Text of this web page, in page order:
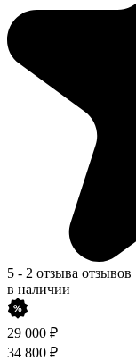
5 - 2 отзыва отзывов
в наличии
29 000 ₽
34 800 ₽